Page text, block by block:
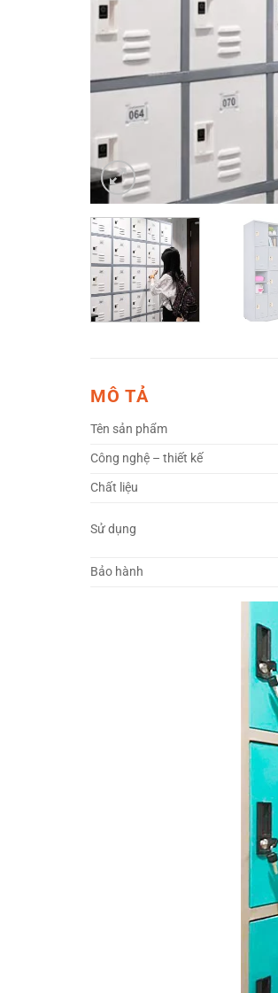
MÔ TẢ
Tên sản phẩm
Công nghệ – thiết kế
Chất liệu
Sử dụng
Bảo hành